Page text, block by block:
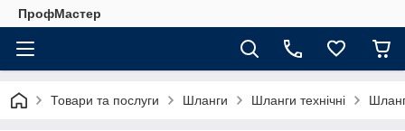
ПрофМастер
Товари та послуги Шланги Шланги технічні